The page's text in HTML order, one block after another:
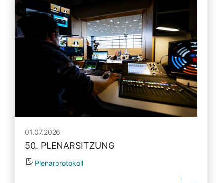
01.07.2026
50. PLENARSITZUNG
Plenarprotokoll